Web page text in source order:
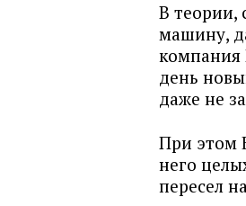
В теории,
машину,
компания
день
даже не
При этом
него
пересел